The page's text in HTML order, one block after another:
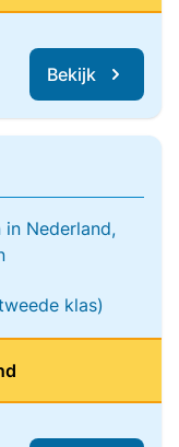
Bekijk
Nederland,
klas)